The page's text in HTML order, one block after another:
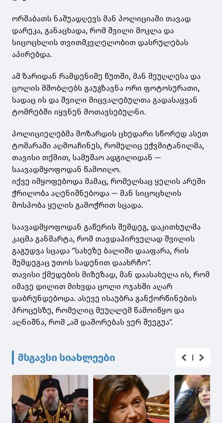
ორშაბათს ნაშუადღევს მან პოლიციაში თავად
დარეკა, განაცხადა, რომ შვილი მოკლა და
სიცოცხლის თვითმკვლელობით დასრულებას
აპირებდა.
ამ ზარიდან რამდენიმე წუთში, მან მეუღლესა და
ცოლის მშობლებს გაუგზავნა ორი ფოტოსურათი,
სადაც ის და შვილი მიცვალებულთა გადასაყვან
ტომრებში იყვნენ მოთავსებულნი.
პოლიციელებმა მოზარდის ცხედარი სწორედ ასეთ
ტომარაში აღმოაჩინეს, რომელიც ეჭვმიტანილმა,
თავისი თქმით, სამუშაო ადგილიდან —
საავადმყოფოდან წამოიღო.
იქვე იმყოფებოდა მამაც, რომელსაც ყელის არეში
ჭრილობა აღენიშნებოდა — მან სიცოცხლის
მოსპობა ყელის გამოჭრით სცადა.
საავადმყოფოდან გაწერის შემდეგ, დაკითხულმა
კაცმა განმარტა, რომ თავდაპირველად შვილის
გაგუდვა სცადა “სახეზე ბალიში დააფარა, რის
შემდეგაც უთოს სადენით დაახრჩო“.
თავისი ქმედების მიზეზად, მან დაასახელა ის, რომ
იმავე დილით მიხვდა ცოლი ოჯახში აღარ
დაბრუნდებოდა. ასევე ისაუბრა განქორწინების
პროცესზე, რომელიც მეუღლემ წამოიწყო და
აღნიშნა, რომ „ამ დაშორებას ვერ შეეგუა“.
მსგავსი სიახლეები